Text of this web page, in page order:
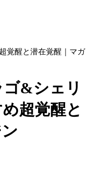
覚醒と潜在覚醒｜マガ
ゴ&シェリ
超覚醒と